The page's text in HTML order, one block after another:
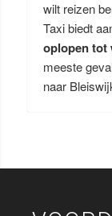
wilt reizen
Taxi biedt
oplopen tot
meeste
naar